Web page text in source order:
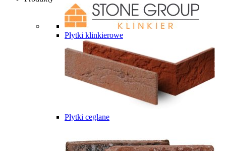
Płytki klinkierowe
Płytki ceglane